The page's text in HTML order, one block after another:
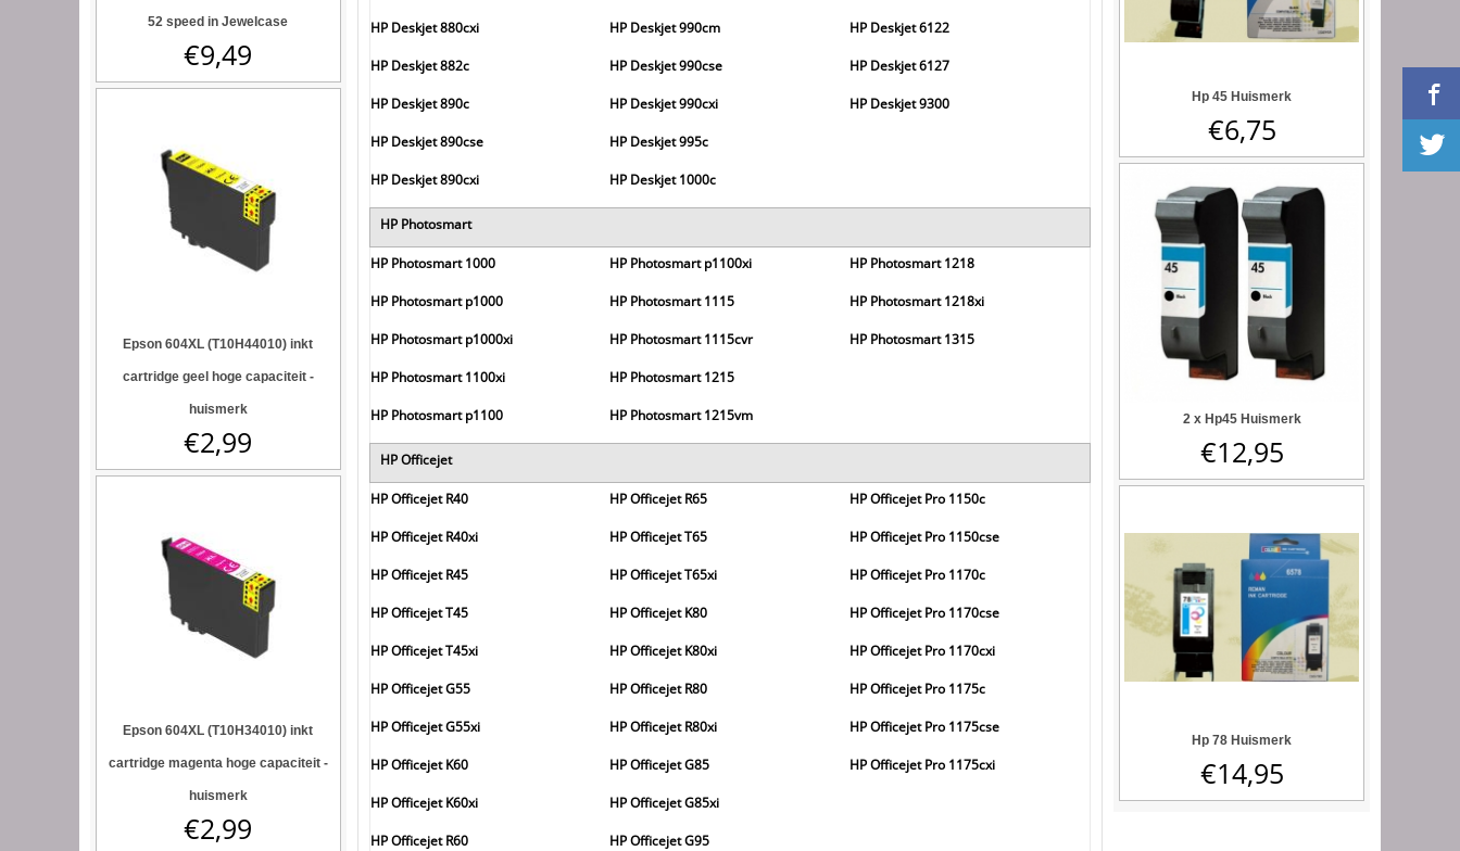
52 speed in Jewelcase
€9,49
Epson 604XL (T10H44010) inkt
cartridge geel hoge capaciteit -
huismerk
€2,99
Epson 604XL (T10H34010) inkt
cartridge magenta hoge capaciteit -
huismerk
€2,99
HP Deskjet 880cxi HP Deskjet 990cm HP Deskjet 6122
HP Deskjet 882c HP Deskjet 990cse HP Deskjet 6127
HP Deskjet 890c HP Deskjet 990cxi HP Deskjet 9300
HP Deskjet 890cse HP Deskjet 995c
HP Deskjet 890cxi HP Deskjet 1000c
HP Photosmart
HP Photosmart 1000 HP Photosmart p1100xi HP Photosmart 1218
HP Photosmart p1000 HP Photosmart 1115 HP Photosmart 1218xi
HP Photosmart p1000xi HP Photosmart 1115cvr HP Photosmart 1315
HP Photosmart 1100xi HP Photosmart 1215
HP Photosmart p1100 HP Photosmart 1215vm
HP Officejet
HP Officejet R40 HP Officejet R65 HP Officejet Pro 1150c
HP Officejet R40xi HP Officejet T65 HP Officejet Pro 1150cse
HP Officejet R45 HP Officejet T65xi HP Officejet Pro 1170c
HP Officejet T45 HP Officejet K80 HP Officejet Pro 1170cse
HP Officejet T45xi HP Officejet K80xi HP Officejet Pro 1170cxi
HP Officejet G55 HP Officejet R80 HP Officejet Pro 1175c
HP Officejet G55xi HP Officejet R80xi HP Officejet Pro 1175cse
HP Officejet K60 HP Officejet G85 HP Officejet Pro 1175cxi
HP Officejet K60xi HP Officejet G85xi
HP Officejet R60 HP Officejet G95
Hp 45 Huismerk
€6,75
2 x Hp45 Huismerk
€12,95
Hp 78 Huismerk
€14,95